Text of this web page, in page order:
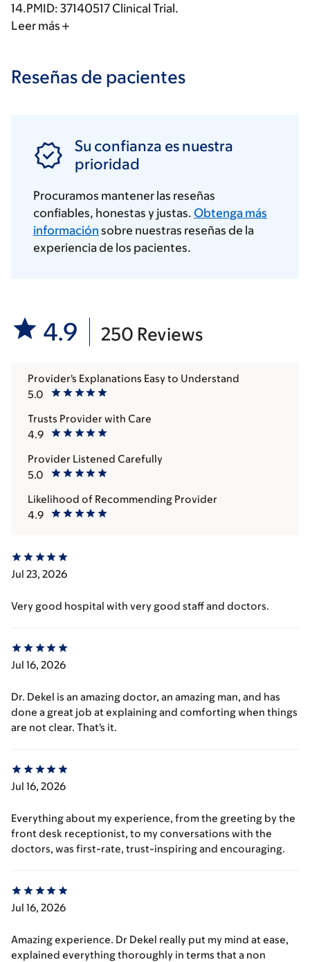
14.PMID: 37140517 Clinical Trial.
Leer más
Reseñas de pacientes
Su confianza es nuestra
prioridad
Procuramos mantener las reseñas
confiables, honestas y justas. Obtenga más
información sobre nuestras reseñas de la
experiencia de los pacientes.
4.9 250 Reviews
5.0
Provider's Explanations Easy to Understand
4.9
Trusts Provider with Care
5.0
Provider Listened Carefully
4.9
Likelihood of Recommending Provider
Jul 23, 2026
Very good hospital with very good staff and doctors.
Jul 16, 2026
Dr. Dekel is an amazing doctor, an amazing man, and has
done a great job at explaining and comforting when things
are not clear. That's it.
Jul 16, 2026
Everything about my experience, from the greeting by the
front desk receptionist, to my conversations with the
doctors, was first-rate, trust-inspiring and encouraging.
Jul 16, 2026
Amazing experience. Dr Dekel really put my mind at ease,
explained everything thoroughly in terms that a non